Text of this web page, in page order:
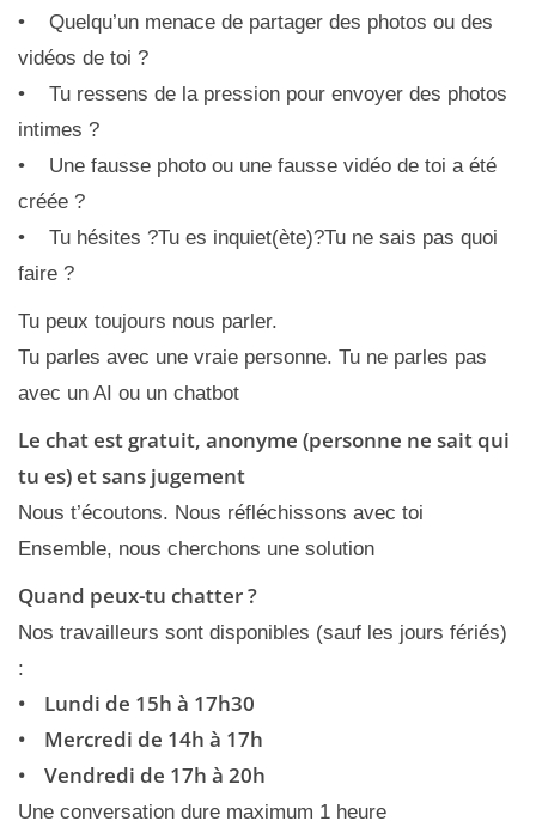
• Quelqu’un menace de partager des photos ou des
vidéos de toi ?
• Tu ressens de la pression pour envoyer des photos
intimes ?
• Une fausse photo ou une fausse vidéo de toi a été
créée ?
• Tu hésites ?Tu es inquiet(ète)?Tu ne sais pas quoi
faire ?
Tu peux toujours nous parler.
Tu parles avec une vraie personne. Tu ne parles pas
avec un AI ou un chatbot
Le chat est gratuit, anonyme (personne ne sait qui
tu es) et sans jugement
Nous t’écoutons. Nous réfléchissons avec toi
Ensemble, nous cherchons une solution
Quand peux-tu chatter ?
Nos travailleurs sont disponibles (sauf les jours fériés)
:
• Lundi de 15h à 17h30
• Mercredi de 14h à 17h
• Vendredi de 17h à 20h
Une conversation dure maximum 1 heure